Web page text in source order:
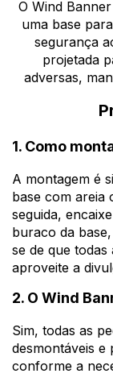
O Wind
uma base
segurança
projetada
adversas,
1. Como
A montagem é
base com areia
seguida,
buraco da
se de que
aproveite a
2. O Wind
Sim, todas as
desmontáveis e
conforme a